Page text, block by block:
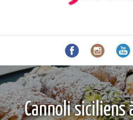
Cannoli siciliens